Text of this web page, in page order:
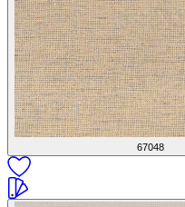
67048